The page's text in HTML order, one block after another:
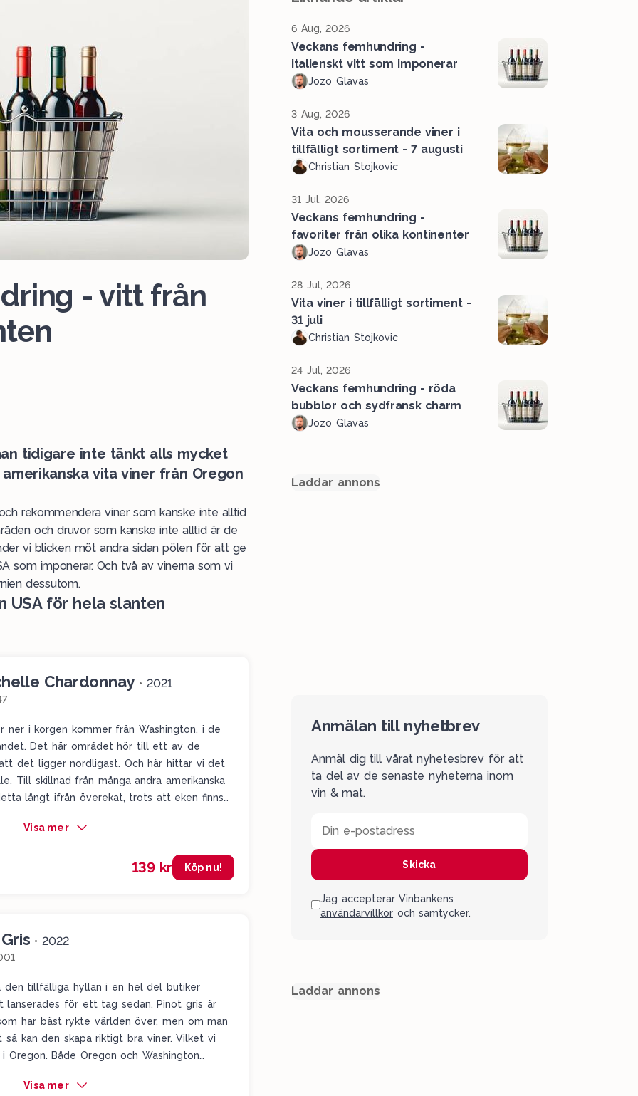
- vitt från
tidigare inte tänkt alls mycket
vita viner från Oregon
rekommendera viner som kanske inte alltid
och druvor som kanske inte alltid är de
vi blicken möt andra sidan pölen för att ge
som imponerar. Och två av vinerna som vi
dessutom.
USA för hela slanten
Chardonnay • 2021
i korgen kommer från Washington, i de
Det här området hör till ett av de
det ligger nordligast. Och här hittar vi det
Till skillnad från många andra amerikanska
långt ifrån överekat, trots att eken finns
frukt, en gnutta smör, lite vitpeppar
man snarare koppla vinet till fräschör än
välgjort och visar att det finns mycket
Visa mer
139 kr Köp nu!
• 2022
tillfälliga hyllan i en hel del butiker
för ett tag sedan. Pinot gris är
har bäst rykte världen över, men om man
kan den skapa riktigt bra viner. Vilket vi
Oregon. Både Oregon och Washington
för viner från just Oregon. I det här vinet får
Visa mer
6 Aug, 2026
Veckans femhundring -
italienskt vitt som imponerar
Jozo Glavas
3 Aug, 2026
Vita och mousserande viner i
tillfälligt sortiment - 7 augusti
Christian Stojkovic
31 Jul, 2026
Veckans femhundring -
favoriter från olika kontinenter
Jozo Glavas
28 Jul, 2026
Vita viner i tillfälligt sortiment -
31 juli
Christian Stojkovic
24 Jul, 2026
Veckans femhundring - röda
bubblor och sydfransk charm
Jozo Glavas
Laddar annons
Anmälan till nyhetbrev
Anmäl dig till vårat nyhetesbrev för att
ta del av de senaste nyheterna inom
vin & mat.
Din e-postadress
Skicka
Jag accepterar Vinbankens
användarvillkor och samtycker.
Laddar annons